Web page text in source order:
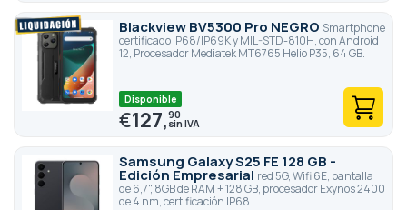
Blackview BV5300 Pro NEGRO Smartphone
certificado IP68/IP69K y MIL-STD-810H, con Android
12, Procesador Mediatek MT6765 Helio P35, 64 GB.
Disponible
€127,90
Samsung Galaxy S25 FE 128 GB -
Edición Empresarial red 5G, Wifi 6E, pantalla
de 6,7", 8GB de RAM + 128 GB, procesador Exynos 2400
de 4 nm, certificación IP68.